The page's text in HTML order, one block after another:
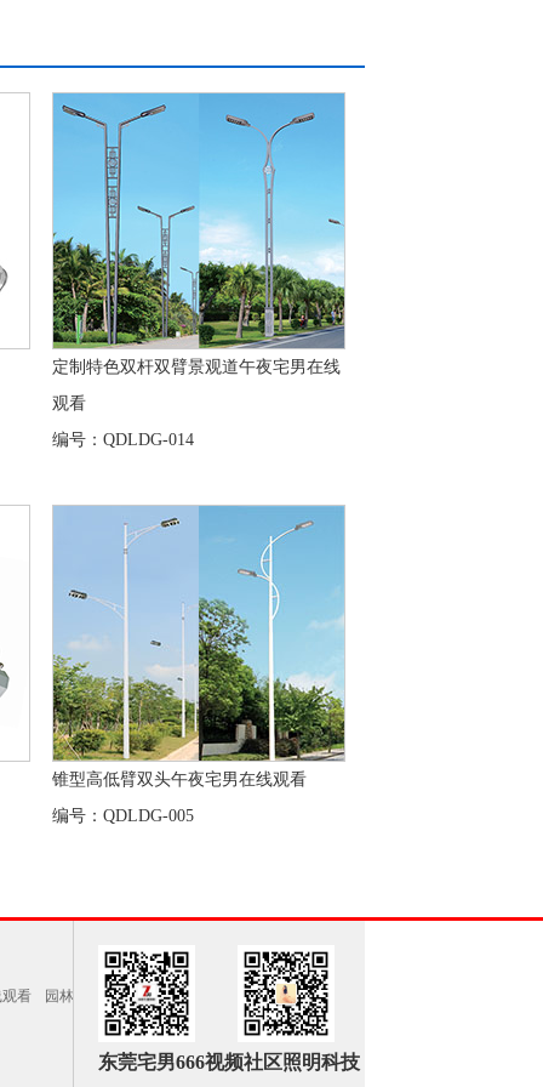
定制特色双杆双臂景观道午夜宅男在线
观看
编号：QDLDG-014
锥型高低臂双头午夜宅男在线观看
编号：QDLDG-005
看
园林
东莞宅男666视频社区照明科技